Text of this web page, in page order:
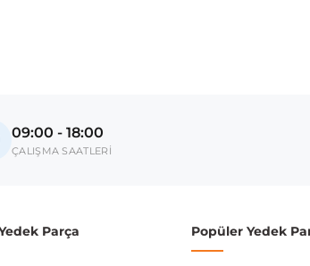
önce OEM numarası veya şasi numarası ile
09:00 - 18:00
ÇALIŞMA SAATLERİ
Parça Popüler Yedek